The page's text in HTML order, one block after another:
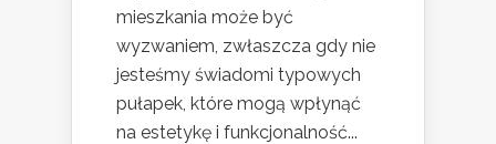
mieszkania może być
wyzwaniem, zwłaszcza gdy nie
jesteśmy świadomi typowych
pułapek, które mogą wpłynąć
na estetykę i funkcjonalność...